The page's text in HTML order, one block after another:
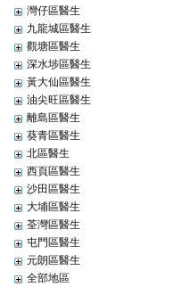
灣仔區醫生
九龍城區醫生
觀塘區醫生
深水埗區醫生
黃大仙區醫生
油尖旺區醫生
離島區醫生
葵青區醫生
北區醫生
西頁區醫生
沙田區醫生
大埔區醫生
荃灣區醫生
屯門區醫生
元朗區醫生
全部地區